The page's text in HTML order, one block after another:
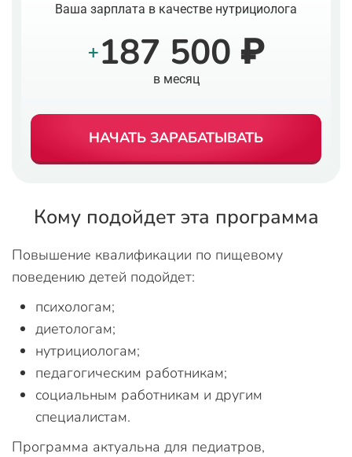
Ваша зарплата в качестве нутрициолога
+187 500 ₽
в месяц
НАЧАТЬ ЗАРАБАТЫВАТЬ
Кому подойдет эта программа
Повышение квалификации по пищевому
поведению детей подойдет:
психологам;
диетологам;
нутрициологам;
педагогическим работникам;
социальным работникам и другим
специалистам.
Программа актуальна для педиатров,